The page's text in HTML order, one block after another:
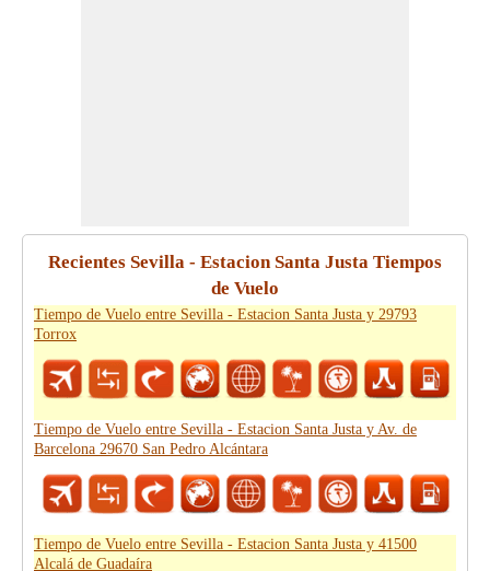
Recientes Sevilla - Estacion Santa Justa Tiempos
de Vuelo
Tiempo de Vuelo entre Sevilla - Estacion Santa Justa y 29793
Torrox
Tiempo de Vuelo entre Sevilla - Estacion Santa Justa y Av. de
Barcelona 29670 San Pedro Alcántara
Tiempo de Vuelo entre Sevilla - Estacion Santa Justa y 41500
Alcalá de Guadaíra